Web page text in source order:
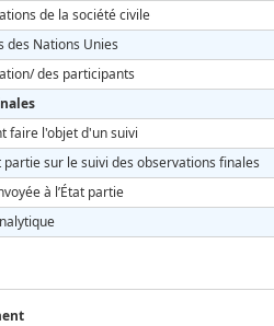
de la société civile
des Nations Unies
des participants
faire l'objet d'un suivi
partie sur le suivi des observations finales
à l’État partie